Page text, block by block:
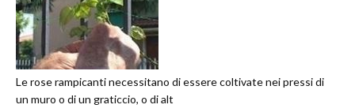
Le rose rampicanti necessitano di essere coltivate nei pressi di
un muro o di un graticcio, o di alt